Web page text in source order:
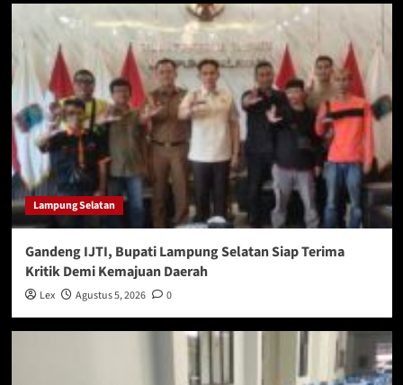
Lampung Selatan
Gandeng IJTI, Bupati Lampung Selatan Siap Terima
Kritik Demi Kemajuan Daerah
Lex Agustus 5, 2026 0